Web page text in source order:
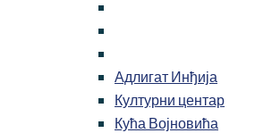
Адлигат Инђија
Културни центар
Кућа Војновића